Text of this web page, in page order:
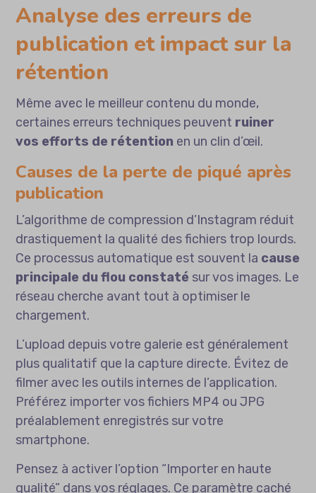
Analyse des erreurs de
publication et impact sur la
rétention
Même avec le meilleur contenu du monde,
certaines erreurs techniques peuvent ruiner
vos efforts de rétention en un clin d’œil.
Causes de la perte de piqué après
publication
L’algorithme de compression d’Instagram réduit
drastiquement la qualité des fichiers trop lourds.
Ce processus automatique est souvent la cause
principale du flou constaté sur vos images. Le
réseau cherche avant tout à optimiser le
chargement.
L’upload depuis votre galerie est généralement
plus qualitatif que la capture directe. Évitez de
filmer avec les outils internes de l’application.
Préférez importer vos fichiers MP4 ou JPG
préalablement enregistrés sur votre
smartphone.
Pensez à activer l’option “Importer en haute
qualité” dans vos réglages. Ce paramètre caché